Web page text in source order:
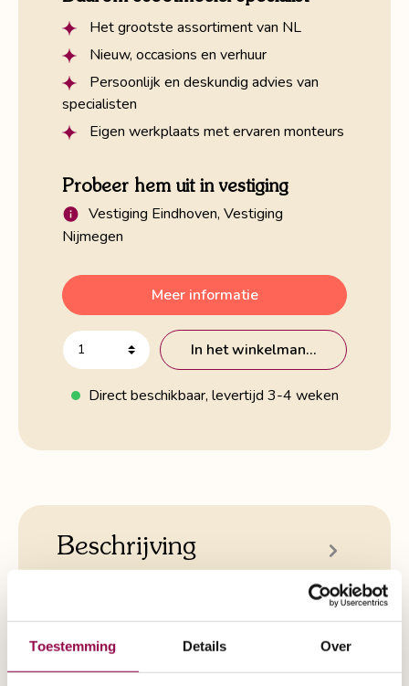
Toestemming Details Over
Het grootste assortiment van NL
Nieuw, occasions en verhuur
Persoonlijk en deskundig advies van
specialisten
Eigen werkplaats met ervaren monteurs
Probeer hem uit in vestiging
Vestiging Eindhoven, Vestiging
Nijmegen
Meer informatie
In het winkelmandje
Direct beschikbaar, levertijd 3-4 weken
Beschrijving
De Black Edition uitvoering van de Solo is
de nieuwste kleur die Life and Mobility op
de markt heeft gebracht. Deze nieuwe S…
Meer